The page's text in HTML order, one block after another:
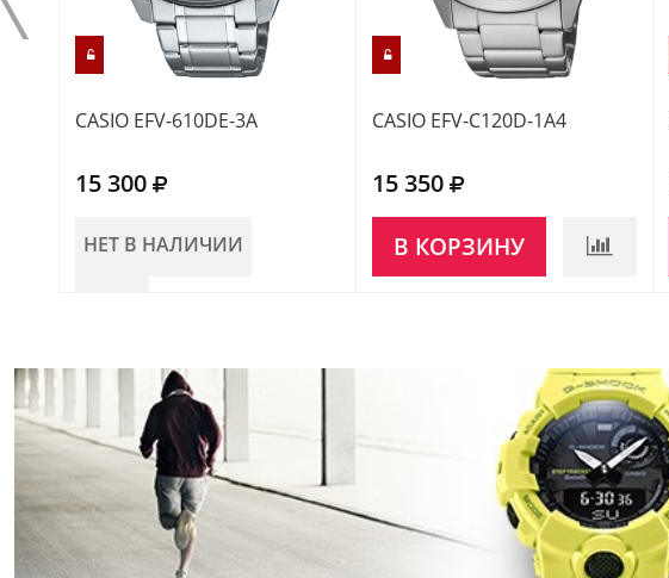
CASIO EFV-610DE-3A
15 300
НЕТ В НАЛИЧИИ
CASIO EFV-C120D-1A4
15 350
В КОРЗИНУ